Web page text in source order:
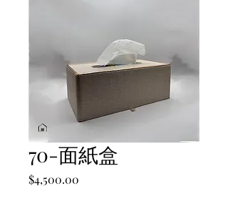
70-面紙盒
$4,500.00